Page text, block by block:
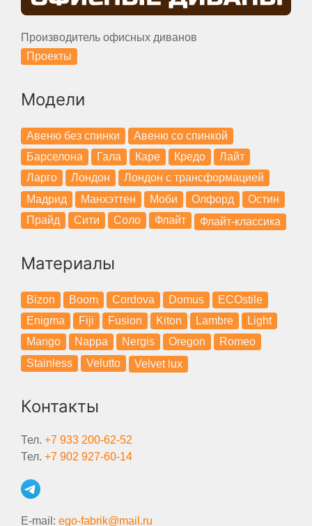
Производитель офисных диванов
Проекты
Модели
Авеню без спинки
Авеню со спинкой
Барселона
Гала Каре Кредо
Лайт
Ларго
Лондон
Лондон с трансформацией
Мадрид
Манхэттен Моби Олфорд
Остин
Прайд
Сити Соло Флайт Флайт-классика
Материалы
Bizon Boom Cordova Domus
ECOstile
Enigma
Fiji Fusion Kiton Lambre
Light
Mango
Nappa Nergis Oregon
Romeo
Stainless
Velutto Velvet lux
Контакты
Тел. +7 933 200-62-52
Тел. +7 902 927-60-14
E-mail: ego-fabrik@mail.ru